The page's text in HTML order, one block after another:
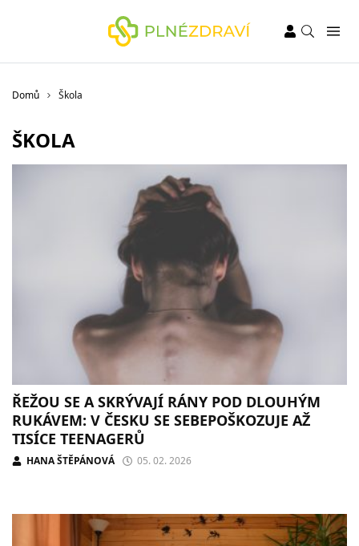
Domů Škola
ŠKOLA
ŘEŽOU SE A SKRÝVAJÍ RÁNY POD DLOUHÝM
RUKÁVEM: V ČESKU SE SEBEPOŠKOZUJE AŽ
TISÍCE TEENAGERŮ
HANA ŠTĚPÁNOVÁ 05. 02. 2026